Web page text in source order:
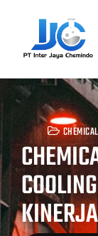
content
CHEMICAL